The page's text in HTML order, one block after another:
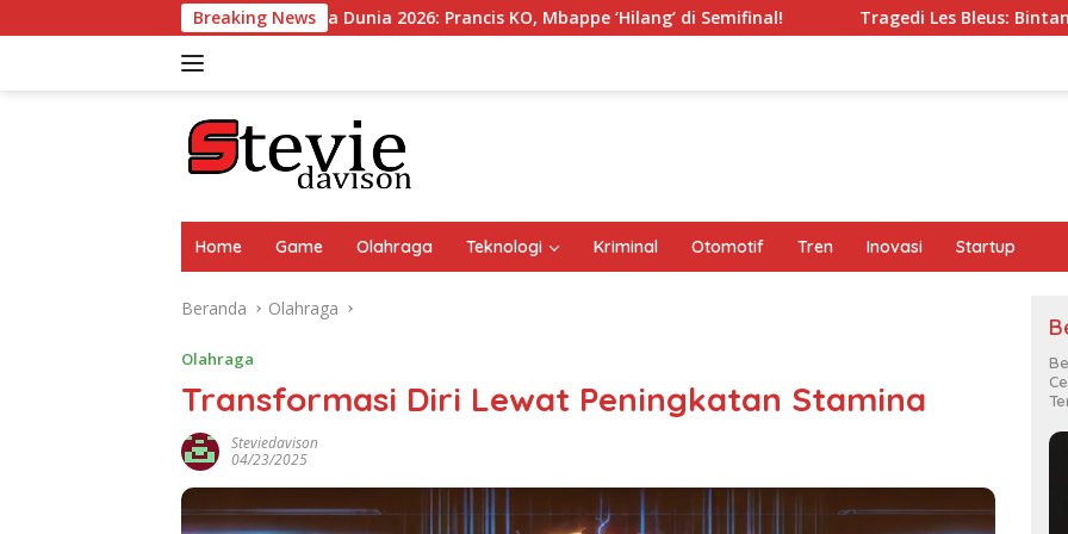
ke
Breaking News
Kejutan Piala Dunia 2026: Prancis KO, Mbappe ‘Hilang’ di Semifinal! Tragedi Les Bleus: Bintang Prancis
Home Game Olahraga Teknologi Kriminal Otomotif Tren Inovasi Startup
Beranda Olahraga
Olahraga
Transformasi Diri Lewat Peningkatan Stamina
Steviedavison
04/23/2025